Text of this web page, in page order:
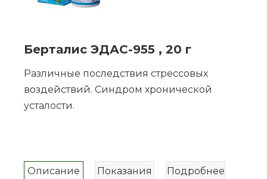
Берталис ЭДАС-955 , 20 г
Различные последствия стрессовых
воздействий. Синдром хронической
усталости.
Описание Показания
Подробнее